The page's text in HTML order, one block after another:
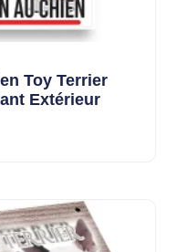
Toy Terrier
Extérieur